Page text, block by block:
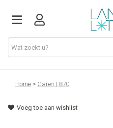
Stoffen
Fournituren
Home > Garen | 870
Voeg toe aan wishlist